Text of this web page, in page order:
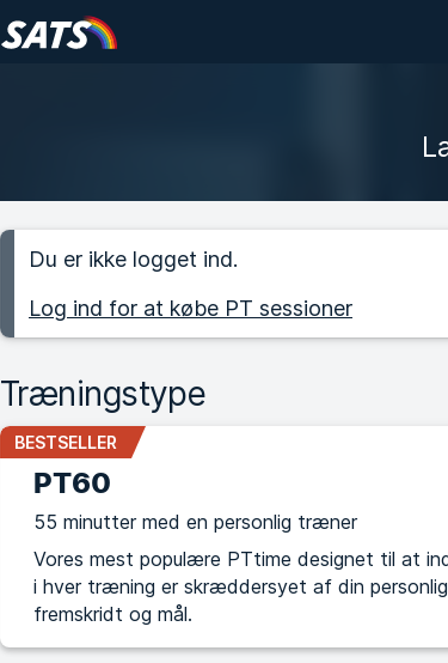
Du er ikke logget ind.
Log ind for at købe PT sessioner
Træningstype
PT60
BESTSELLER
55 minutter med en personlig træner
Vores mest populære PTtime designet til at
i hver træning er skræddersyet af din
fremskridt og mål.